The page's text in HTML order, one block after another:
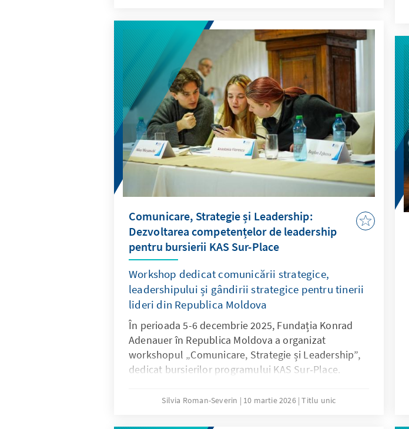
angajamentul de lungă durată al Fundației față de
parcursul european al țării.
Comunicare, Strategie și Leadership:
Dezvoltarea competențelor de leadership
pentru bursierii KAS Sur-Place
Workshop dedicat comunicării strategice,
leadershipului și gândirii strategice pentru tinerii
lideri din Republica Moldova
În perioada 5-6 decembrie 2025, Fundația Konrad
Adenauer în Republica Moldova a organizat
workshopul „Comunicare, Strategie și Leadership”,
dedicat bursierilor programului KAS Sur‑Place.
academice și profesionale, selectați pentru
Silvia Roman-Severin 10 martie 2026 Titlu unic